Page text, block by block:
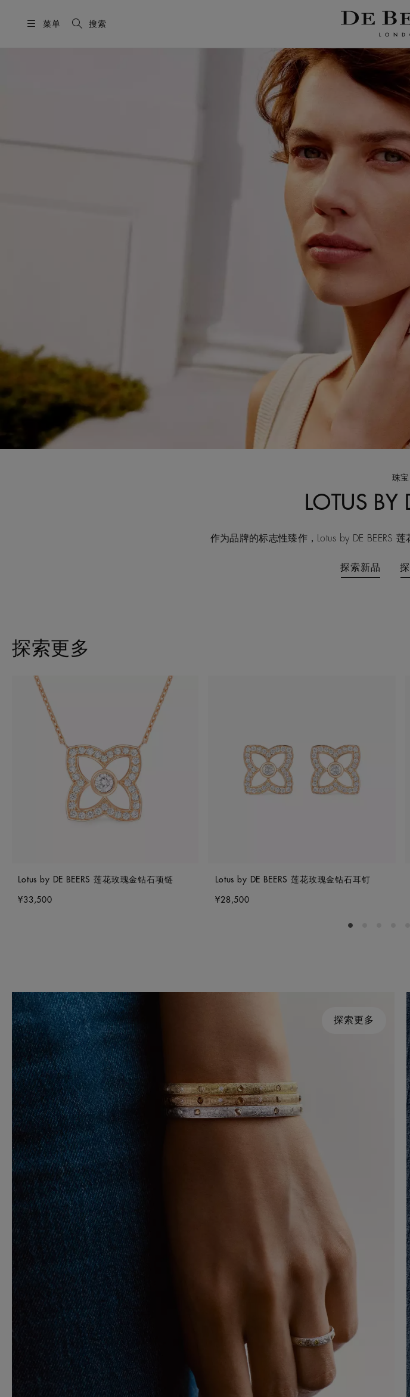
菜单 搜索
珠宝
LOTUS BY
作为品牌的标志性臻作，Lotus by DE BEERS
探索新品
探索更多
Lotus by DE BEERS 莲花玫瑰金钻石项链
¥33,500
Lotus by DE BEERS 莲花玫瑰金钻石耳钉
¥28,500
探索更多